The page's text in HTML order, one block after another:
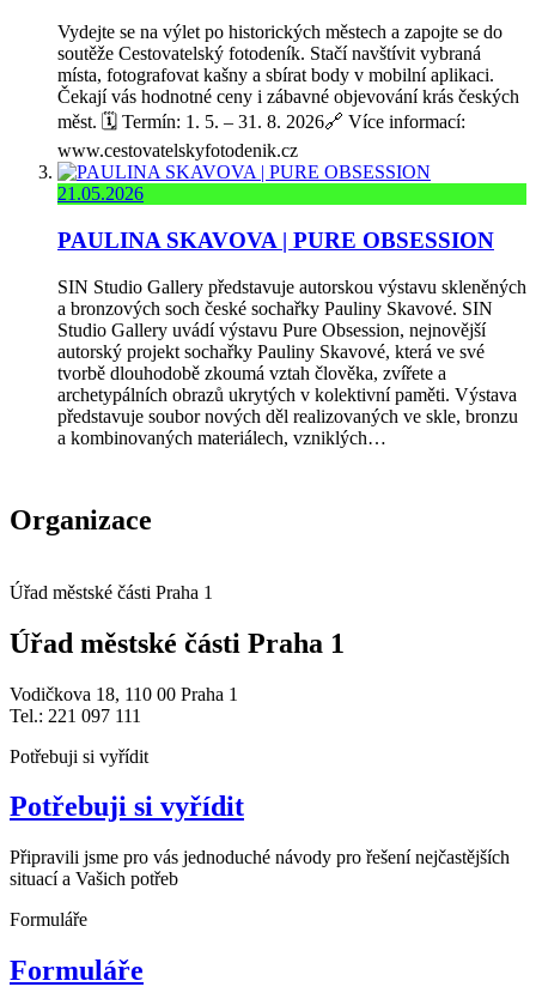
Vydejte se na výlet po historických městech a zapojte se do
soutěže Cestovatelský fotodeník. Stačí navštívit vybraná
místa, fotografovat kašny a sbírat body v mobilní aplikaci.
Čekají vás hodnotné ceny i zábavné objevování krás českých
měst. 🗓️ Termín: 1. 5. – 31. 8. 2026🔗 Více informací:
www.cestovatelskyfotodenik.cz
21.05.2026
PAULINA SKAVOVA | PURE OBSESSION
SIN Studio Gallery představuje autorskou výstavu skleněných
a bronzových soch české sochařky Pauliny Skavové. SIN
Studio Gallery uvádí výstavu Pure Obsession, nejnovější
autorský projekt sochařky Pauliny Skavové, která ve své
tvorbě dlouhodobě zkoumá vztah člověka, zvířete a
archetypálních obrazů ukrytých v kolektivní paměti. Výstava
představuje soubor nových děl realizovaných ve skle, bronzu
a kombinovaných materiálech, vzniklých…
Organizace
Úřad městské části Praha 1
Úřad městské části Praha 1
Vodičkova 18, 110 00 Praha 1
Tel.: 221 097 111
Potřebuji si vyřídit
Potřebuji si vyřídit
Připravili jsme pro vás jednoduché návody pro řešení nejčastějších
situací a Vašich potřeb
Formuláře
Formuláře